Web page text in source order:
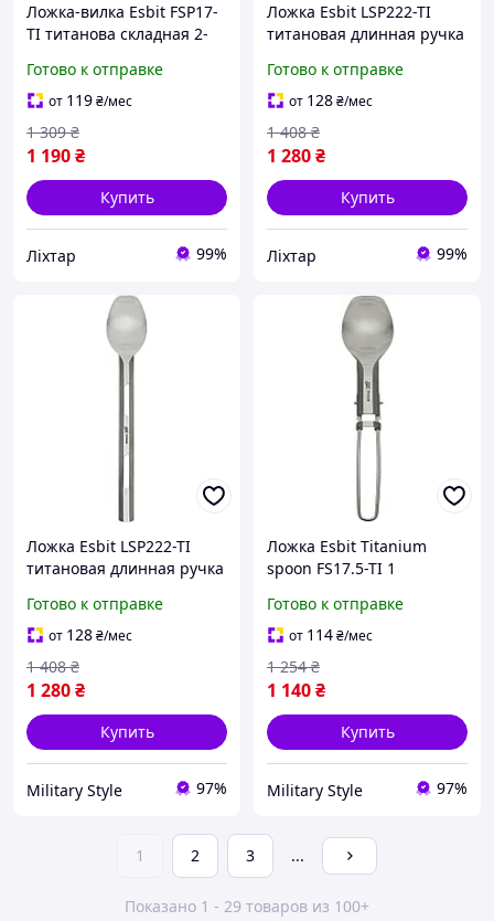
Ложка-вилка Esbit FSP17-
TI титанова складная 2-
[1227-liht]
Готово к отправке
от 119₴/мес
1 190₴
1 309 ₴
Купить
Ліхтар 99%
Ложка Esbit LSP222-TI
титановая длинная ручка
18 г компактная [1227-
liht]
Готово к отправке
от 128₴/мес
1 280₴
1 408 ₴
Купить
Ліхтар 99%
Ложка Esbit LSP222-TI
титановая длинная ручка
18 г компактная 1
Готово к отправке
от 128₴/мес
1 280₴
1 408 ₴
Купить
Military Style 97%
Ложка Esbit Titanium
spoon FS17.5-TI 1
Готово к отправке
от 114₴/мес
1 140₴
1 254 ₴
Купить
Military Style 97%
1 2 3 ...
Показано 1 - 29 товаров из 100+